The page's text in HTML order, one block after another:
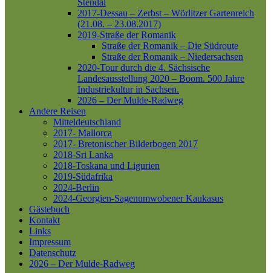
Stendal
2017-Dessau – Zerbst – Wörlitzer Gartenreich
(21.08. – 23.08.2017)
2019-Straße der Romanik
Straße der Romanik – Die Südroute
Straße der Romanik – Niedersachsen
2020-Tour durch die 4. Sächsische
Landesausstellung 2020 – Boom. 500 Jahre
Industriekultur in Sachsen.
2026 – Der Mulde-Radweg
Andere Reisen
Mitteldeutschland
2017- Mallorca
2017- Bretonischer Bilderbogen 2017
2018-Sri Lanka
2018-Toskana und Ligurien
2019-Südafrika
2024-Berlin
2024-Georgien-Sagenumwobener Kaukasus
Gästebuch
Kontakt
Links
Impressum
Datenschutz
2026 – Der Mulde-Radweg